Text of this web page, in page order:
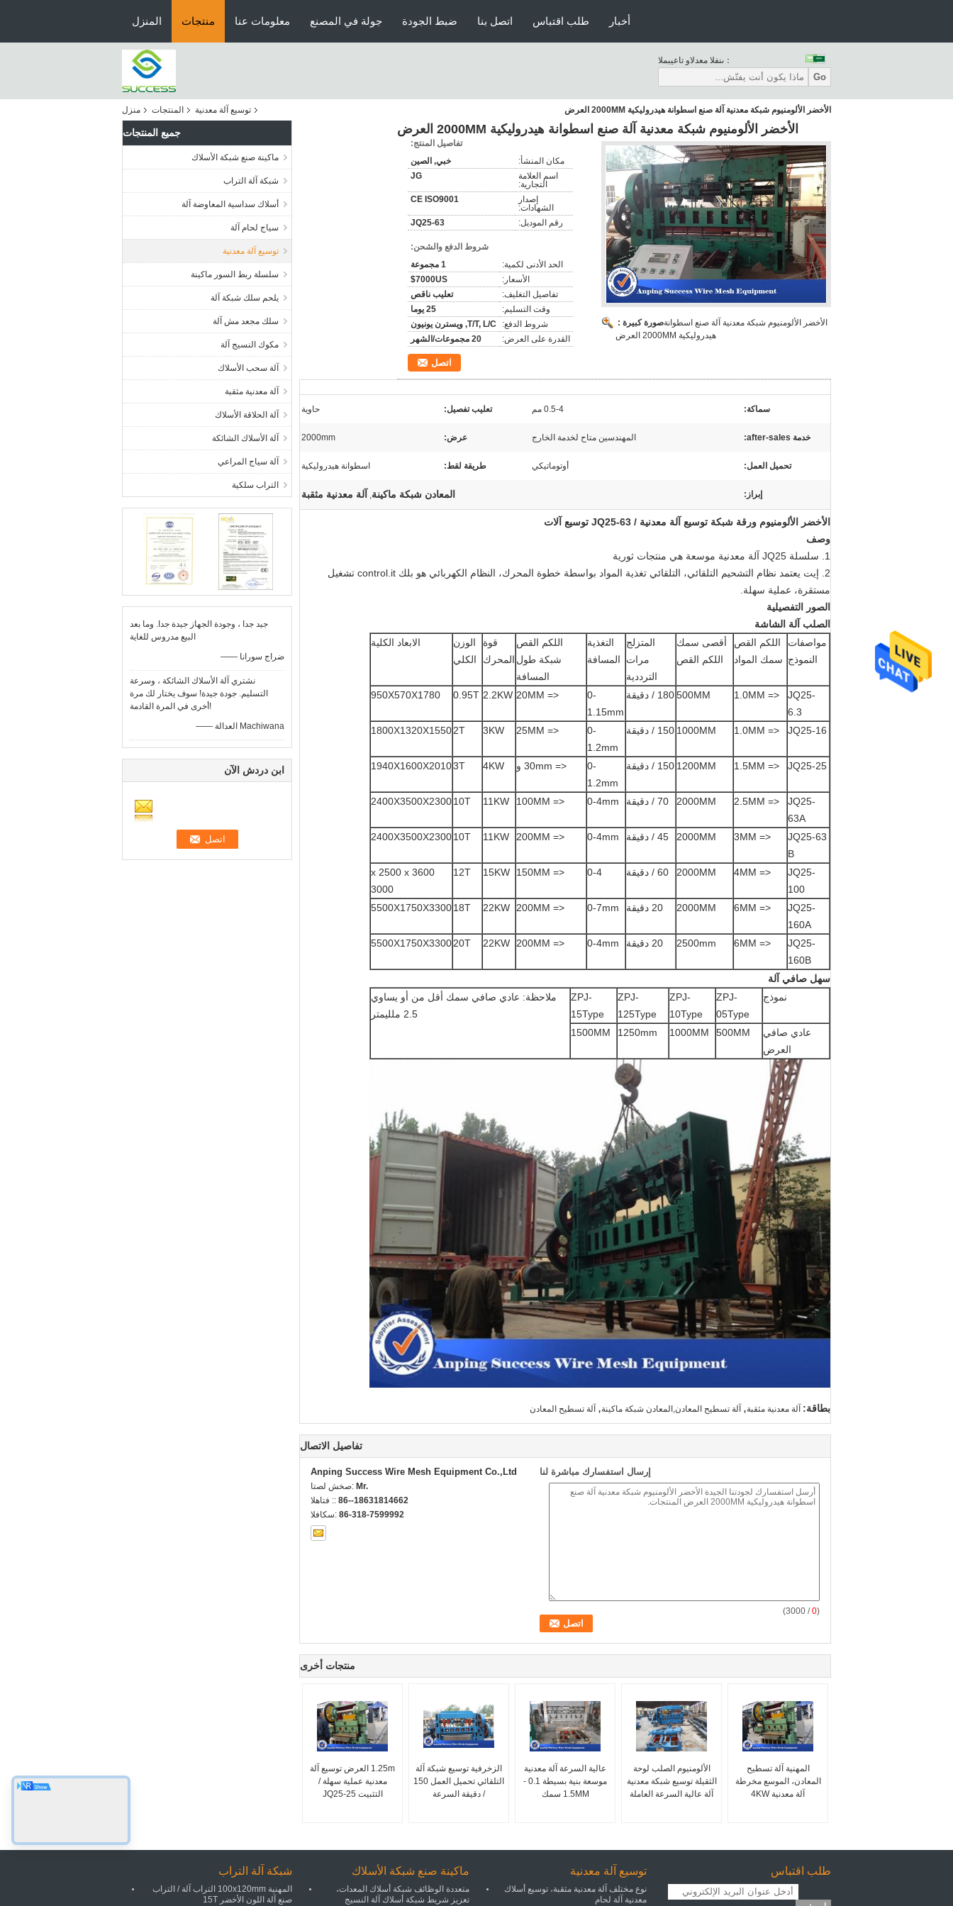
المنزل منتجات معلومات عنا جولة في المصنع ضبط الجودة اتصل بنا طلب اقتباس أخبار
المبيعات والدعم الفنى：
Go
منزل المنتجات توسيع آلة معدنية الأخضر الألومنيوم شبكة معدنية آلة صنع اسطوانة هيدروليكية 2000MM العرض
جميع المنتجات
ماكينة صنع شبكة الأسلاك
شبكة آلة التراب
أسلاك سداسية المعاوضة آلة
سياج لحام آلة
توسيع آلة معدنية
سلسلة ربط السور ماكينة
يلحم سلك شبكة آلة
سلك مجعد مش آلة
مكوك النسيج آلة
آلة سحب الأسلاك
آلة معدنية مثقبة
آلة الحلاقة الأسلاك
آلة الأسلاك الشائكة
آلة سياج المراعي
التراب سلكية
جيد جدا ، وجودة الجهاز جيدة جدا. وما بعد
البيع مدروس للغاية
—— ضراج سورانا
نشتري آلة الأسلاك الشائكة ، وسرعة
التسليم. جودة جيدة! سوف يختار لك مرة
أخرى في المرة القادمة!
—— العدالة Machiwana
ابن دردش الآن
الأخضر الألومنيوم شبكة معدنية آلة صنع اسطوانة هيدروليكية 2000MM العرض
صورة كبيرة :الأخضر الألومنيوم شبكة معدنية آلة صنع اسطوانة
هيدروليكية 2000MM العرض
تفاصيل المنتج:
مكان المنشأ:
خبي, الصين
اسم العلامة
التجارية:
JG
إصدار
الشهادات:
CE ISO9001
رقم الموديل: JQ25-63
شروط الدفع والشحن:
الحد الأدنى لكمية:
1 مجموعة
الأسعار:
7000US$
تفاصيل التغليف:
تعليب ناقص
وقت التسليم:
25 يوما
شروط الدفع:
T/T, L/C, ويسترن يونيون
القدرة على العرض:
20 مجموعات/الشهر
اتصل
سماكة: 0.5-4 مم تعليب تفصيل: حاوية
خدمة after-sales: المهندسين متاح لخدمة الخارج عرض: 2000mm
تحميل العمل: أوتوماتيكي طريقة لقط: اسطوانة هيدروليكية
إبراز: المعادن شبكة ماكينة, آلة معدنية مثقبة
الأخضر الألومنيوم ورقة شبكة توسيع آلة معدنية / JQ25-63 توسيع آلات
وصف
1. سلسلة JQ25 آلة معدنية موسعة هي منتجات ثورية
2. إيت يعتمد نظام التشحيم التلقائي، التلقائي تغذية المواد بواسطة خطوة المحرك، النظام الكهربائي هو بلك control.it تشغيل
مستقرة، عملية سهلة.
الصور التفصيلية
الصلب آلة الشاشة
مواصفات
النموذج
اللكم القص
سمك المواد
أقصى سمك
اللكم القص
المتزلج
مرات
الترددية
التغذية
المسافة
اللكم القص
شبكة طول
المسافة
قوة
المحرك
الوزن
الكلي
الابعاد الكلية
JQ25-
6.3
<= 1.0MM
500MM180 / دقيقة
0-
1.15mm
<= 20MM
2.2KW
0.95T
950X570X1780
JQ25-16
<= 1.0MM
1000MM 150 / دقيقة
0-
1.2mm
<= 25MM
3KW
2T
1800X1320X1550
JQ25-25
<= 1.5MM
1200MM 150 / دقيقة
0-
1.2mm
<= 30mm و 4KW
3T
1940X1600X2010
JQ25-
63A
<= 2.5MM
2000MM 70 / دقيقة 0-4mm
<= 100MM
11KW
10T
2400X3500X2300
JQ25-63
B
<= 3MM
2000MM 45 / دقيقة 0-4mm
<= 200MM
11KW
10T
2400X3500X2300
JQ25-
100
<= 4MM
2000MM 60 / دقيقة 0-4
<= 150MM
15KW
12T
3600 x 2500 x
3000
JQ25-
160A
<= 6MM
2000MM 20 دقيقة 0-7mm
<= 200MM
22KW
18T
5500X1750X3300
JQ25-
160B
<= 6MM
2500mm 20 دقيقة 0-4mm
<= 200MM
22KW
20T
5500X1750X3300
سهل صافي آلة
نموذج
ZPJ-
05Type
ZPJ-
10Type
ZPJ-
125Type
ZPJ-
15Type
ملاحظة: عادي صافي سمك أقل من أو يساوي
2.5 ملليمتر
عادي صافي
العرض
500MM
1000MM
1250mm
1500MM
بطاقة: آلة معدنية مثقبة, آلة تسطيح المعادن,المعادن شبكة ماكينة, آلة تسطيح المعادن
تفاصيل الاتصال
Anping Success Wire Mesh Equipment Co.,Ltd
اتصل شخص: Mr.
الهاتف :: 86--18631814662
الفاكس: 86-318-7599992
إرسال استفسارك مباشرة لنا
(
0
/ 3000)
منتجات أخرى
1.25m العرض توسيع آلة
معدنية عملية سهلة /
التثبيت JQ25-25
الزخرفية توسيع شبكة آلة
التلقائي تحميل العمل 150
/ دقيقة السرعة
عالية السرعة آلة معدنية
موسعة بنية بسيطة 0.1 -
1.5MM سمك
الألومنيوم الصلب لوحة
الثقيلة توسيع شبكة معدنية
آلة عالية السرعة العاملة
المهنية آلة تسطيح
المعادن، الموسع مخرطة
آلة معدنية 4KW
شبكة آلة التراب
المهنية 100x120mm التراب آلة / التراب
صنع آلة اللون الأخضر 15T
ماكينة صنع شبكة الأسلاك
متعددة الوظائف شبكة أسلاك المعدات،
تعزيز شريط شبكة أسلاك آلة النسيج
توسيع آلة معدنية
نوع مختلف آلة معدنية مثقبة، توسيع أسلاك
معدنية آلة لحام
طلب اقتباس